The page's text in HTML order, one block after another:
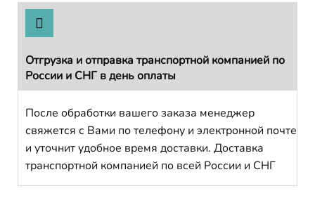
Отгрузка и отправка транспортной компанией по
России и СНГ в день оплаты
После обработки вашего заказа менеджер
свяжется с Вами по телефону и электронной почте
и уточнит удобное время доставки. Доставка
транспортной компанией по всей России и СНГ